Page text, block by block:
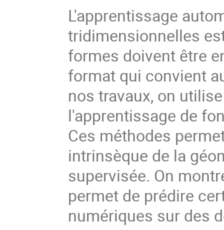
L'apprentissage
tridimensionnelles
formes doivent être
format qui convient
nos travaux, on
l'apprentissage de
Ces méthodes
intrinsèque de la
supervisée. On
permet de prédire
numériques sur des